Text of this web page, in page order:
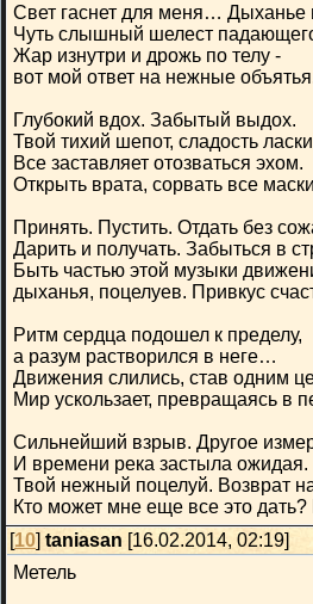
Свет гаснет для меня…
Чуть слышный шелест
Жар изнутри и дрожь по телу -
вот мой ответ на нежные
Глубокий вдох. Забытый выдох.
Твой тихий шепот, сладость
Все заставляет отозваться эхом.
Открыть врата, сорвать все
Принять. Пустить. Отдать без
Дарить и получать. Забыться в
Быть частью этой музыки
дыханья, поцелуев. Привкус
Ритм сердца подошел к пределу,
а разум растворился в неге…
Движения слились, став одним
Мир ускользает, превращаясь в
Сильнейший взрыв. Другое
И времени река застыла ожидая.
Твой нежный поцелуй. Возврат
Кто может мне еще все это
[10]taniasan [16.02.2014, 02:19]
Метель